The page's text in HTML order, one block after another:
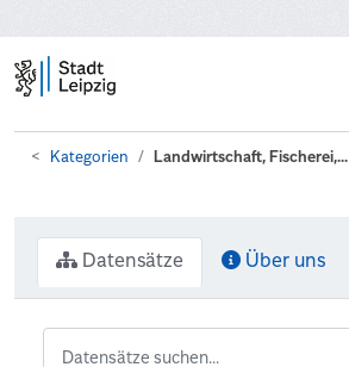
Kategorien Landwirtschaft, Fischerei,...
Datensätze Über uns